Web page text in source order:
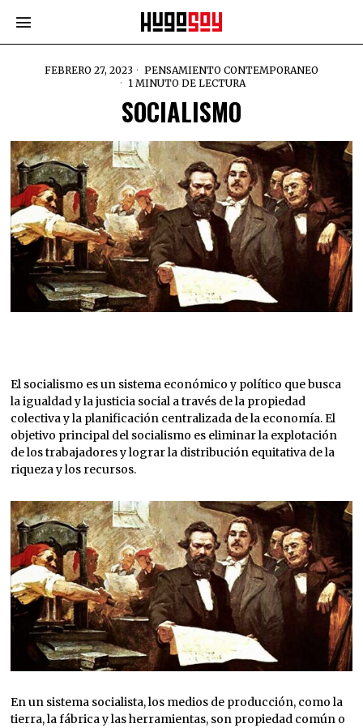
FEBRERO 27, 2023
PENSAMIENTO CONTEMPORANEO
1 MINUTO DE LECTURA
SOCIALISMO
El socialismo es un sistema económico y político que busca
la igualdad y la justicia social a través de la propiedad
colectiva y la planificación centralizada de la economía. El
objetivo principal del socialismo es eliminar la explotación
de los trabajadores y lograr la distribución equitativa de la
riqueza y los recursos.
En un sistema socialista, los medios de producción, como la
tierra, la fábrica y las herramientas, son propiedad común o